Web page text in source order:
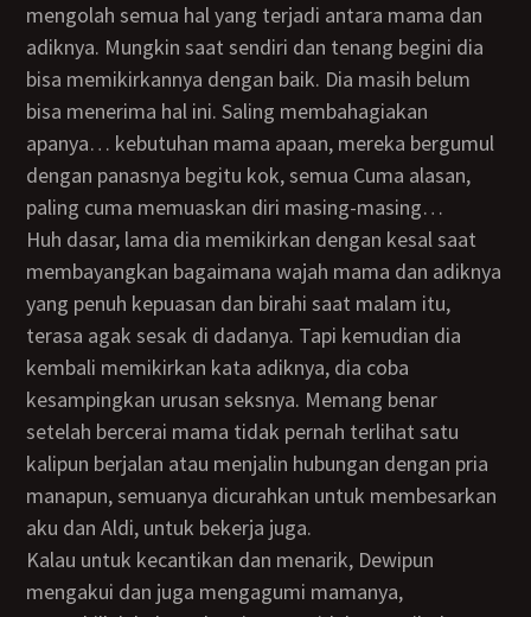
mengolah semua hal yang terjadi antara mama dan
adiknya. Mungkin saat sendiri dan tenang begini dia
bisa memikirkannya dengan baik. Dia masih belum
bisa menerima hal ini. Saling membahagiakan
apanya… kebutuhan mama apaan, mereka bergumul
dengan panasnya begitu kok, semua Cuma alasan,
paling cuma memuaskan diri masing-masing…
huh dasar, lama dia memikirkan dengan kesal saat
membayangkan bagaimana wajah mama dan adiknya
yang penuh kepuasan dan birahi saat malam itu,
terasa agak sesak di dadanya. Tapi kemudian dia
kembali memikirkan kata adiknya, dia coba
kesampingkan urusan seksnya. Memang benar
setelah bercerai mama tidak pernah terlihat satu
kalipun berjalan atau menjalin hubungan dengan pria
manapun, semuanya dicurahkan untuk membesarkan
aku dan Aldi, untuk bekerja juga.
Kalau untuk kecantikan dan menarik, Dewipun
mengakui dan juga mengagumi mamanya,